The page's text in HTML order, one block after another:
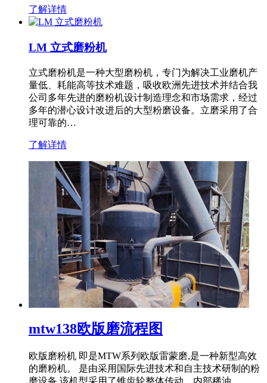
了解详情
LM 立式磨粉机
立式磨粉机是一种大型磨粉机，专门为解决工业磨机产
量低、耗能高等技术难题，吸收欧洲先进技术并结合我
公司多年先进的磨粉机设计制造理念和市场需求，经过
多年的潜心设计改进后的大型粉磨设备。立磨采用了合
理可靠的…
了解详情
mtw138欧版磨流程图
欧版磨粉机 即是MTW系列欧版雷蒙磨,是一种新型高效
的磨粉机。 是由采用国际先进技术和自主技术研制的粉